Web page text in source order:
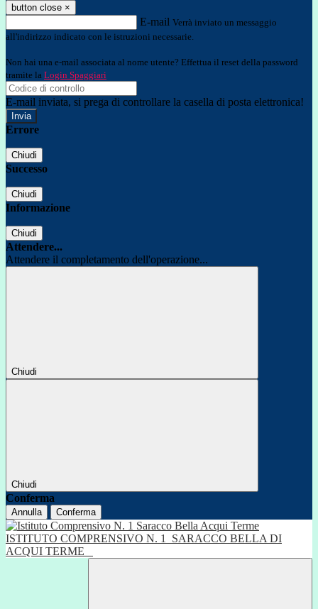
button close ×
E-mail Verrà inviato un messaggio
all'indirizzo indicato con le istruzioni necessarie.
Non hai una e-mail associata al nome utente? Effettua il reset della password
tramite la Login Spaggiari
E-mail inviata, si prega di controllare la casella di posta elettronica!
Errore
Chiudi
Successo
Chiudi
Informazione
Chiudi
Attendere...
Attendere il completamento dell'operazione...
Chiudi
Chiudi
Conferma
Annulla Conferma
ISTITUTO COMPRENSIVO N. 1
SARACCO BELLA DI
ACQUI TERME